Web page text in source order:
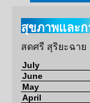
บ้านเ
สุขภาพและก
สดศรี สุริยะฉาย
July
June
May
April